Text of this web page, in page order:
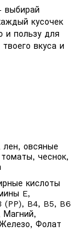
выбирай
кусочек
и пользу для
вкуса и
лен, овсяные
чеснок,
кислоты
E,
(PP), B4, B5, B6
Фолат